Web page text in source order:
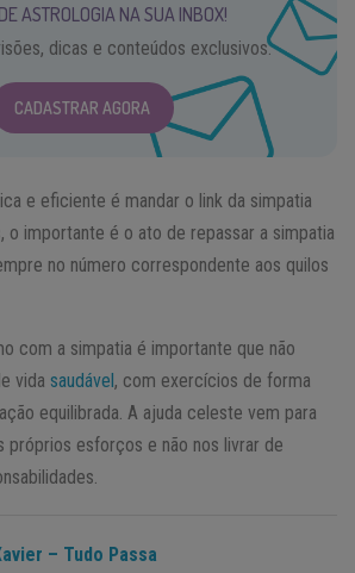
ASTROLOGIA NA SUA INBOX!
dicas e conteúdos exclusivos.
CADASTRAR AGORA
e eficiente é mandar o link da simpatia
o importante é o ato de repassar a simpatia
no número correspondente aos quilos
com a simpatia é importante que não
vida saudável, com exercícios de forma
equilibrada. A ajuda celeste vem para
próprios esforços e não nos livrar de
– Tudo Passa